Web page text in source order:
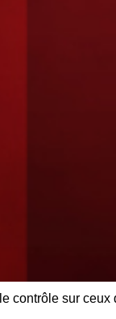
contrôle sur ceux